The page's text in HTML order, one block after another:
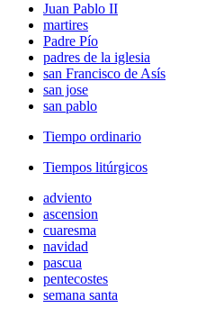
Juan Pablo II
martires
Padre Pío
padres de la iglesia
san Francisco de Asís
san jose
san pablo
Tiempo ordinario
Tiempos litúrgicos
adviento
ascension
cuaresma
navidad
pascua
pentecostes
semana santa